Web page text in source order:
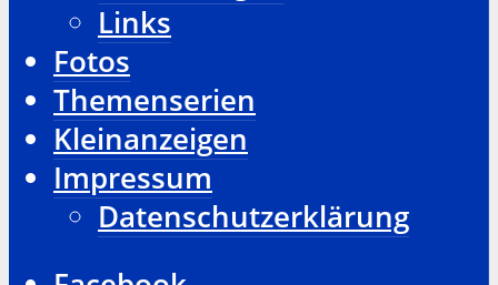
Links
Fotos
Themenserien
Kleinanzeigen
Impressum
Datenschutzerklärung